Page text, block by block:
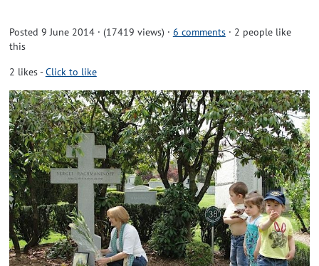
Posted 9 June 2014 · (17419 views) · 6 comments · 2 people like
this
2 likes-Click to like